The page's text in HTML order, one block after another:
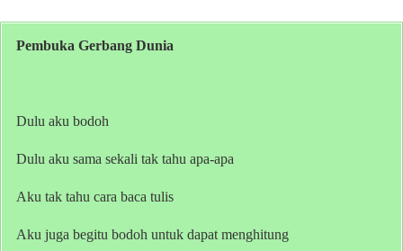
Pembuka Gerbang Dunia
Dulu aku bodoh
Dulu aku sama sekali tak tahu apa-apa
Aku tak tahu cara baca tulis
Aku juga begitu bodoh untuk dapat menghitung